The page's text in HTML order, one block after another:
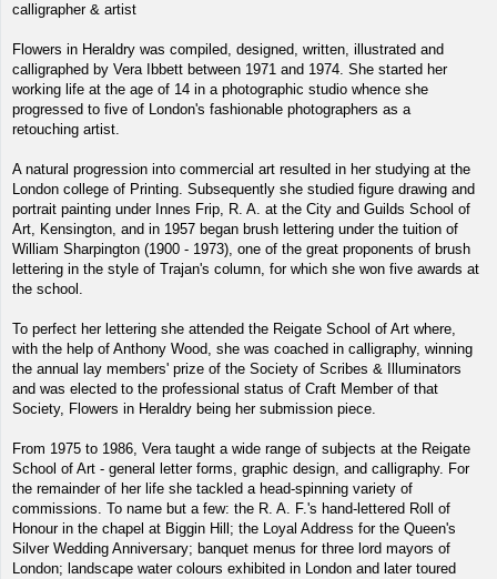
calligrapher & artist
Flowers in Heraldry was compiled, designed, written, illustrated and
calligraphed by Vera Ibbett between 1971 and 1974. She started her
working life at the age of 14 in a photographic studio whence she
progressed to five of London's fashionable photographers as a
retouching artist.
A natural progression into commercial art resulted in her studying at the
London college of Printing. Subsequently she studied figure drawing and
portrait painting under Innes Frip, R. A. at the City and Guilds School of
Art, Kensington, and in 1957 began brush lettering under the tuition of
William Sharpington (1900 - 1973), one of the great proponents of brush
lettering in the style of Trajan's column, for which she won five awards at
the school.
To perfect her lettering she attended the Reigate School of Art where,
with the help of Anthony Wood, she was coached in calligraphy, winning
the annual lay members' prize of the Society of Scribes & Illuminators
and was elected to the professional status of Craft Member of that
Society, Flowers in Heraldry being her submission piece.
From 1975 to 1986, Vera taught a wide range of subjects at the Reigate
School of Art - general letter forms, graphic design, and calligraphy. For
the remainder of her life she tackled a head-spinning variety of
commissions. To name but a few: the R. A. F.'s hand-lettered Roll of
Honour in the chapel at Biggin Hill; the Loyal Address for the Queen's
Silver Wedding Anniversary; banquet menus for three lord mayors of
London; landscape water colours exhibited in London and later toured